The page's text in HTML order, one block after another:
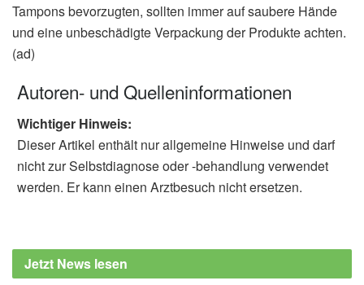
Tampons bevorzugten, sollten immer auf saubere Hände
und eine unbeschädigte Verpackung der Produkte achten.
(ad)
Autoren- und Quelleninformationen
Wichtiger Hinweis:
Dieser Artikel enthält nur allgemeine Hinweise und darf
nicht zur Selbstdiagnose oder -behandlung verwendet
werden. Er kann einen Arztbesuch nicht ersetzen.
Jetzt News lesen